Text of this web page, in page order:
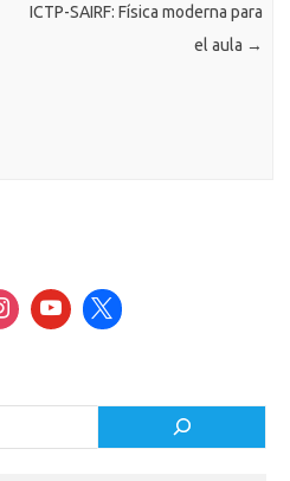
ICTP-SAIRF: Física moderna para
el aula →